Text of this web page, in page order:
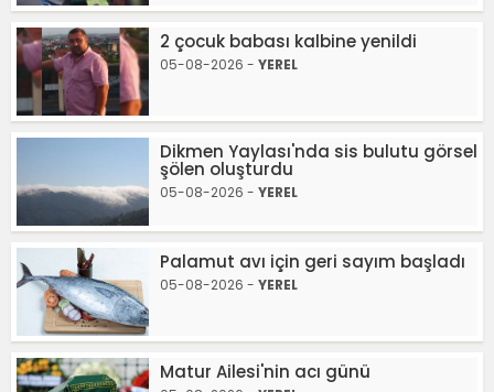
2 çocuk babası kalbine yenildi
05-08-2026 - YEREL
Dikmen Yaylası'nda sis bulutu görsel
şölen oluşturdu
05-08-2026 - YEREL
Palamut avı için geri sayım başladı
05-08-2026 - YEREL
Matur Ailesi'nin acı günü